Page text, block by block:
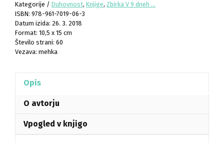
količina
Kategorije / Duhovnost, Knjige, Zbirka V 9 dneh ...
978-961-7019-06-3
Datum izida: 26. 3. 2018
Format: 10,5 x 15 cm
Število strani: 60
Vezava: mehka
Opis
O avtorju
Vpogled v knjigo